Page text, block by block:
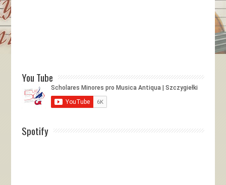
You Tube
Spotify